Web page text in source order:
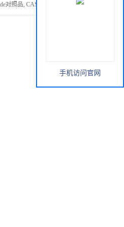
对照品, CAS号:132152-57-9
手机访问官网